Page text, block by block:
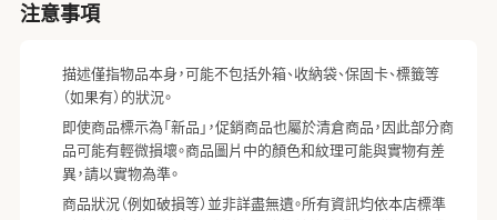
注意事項
描述僅指物品本身，可能不包括外箱、收納袋、保固卡、標籤等
（如果有）的狀況。
即使商品標示為「新品」，促銷商品也屬於清倉商品，因此部分商
品可能有輕微損壞。商品圖片中的顏色和紋理可能與實物有差
異，請以實物為準。
商品狀況（例如破損等）並非詳盡無遺。所有資訊均依本店標準